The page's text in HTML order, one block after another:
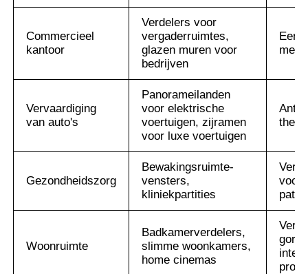
Commercieel
kantoor
Verdelers voor
vergaderruimtes,
glazen muren voor
bedrijven
Een-
met
Vervaardiging
van auto's
Panorameilanden
voor elektrische
voertuigen, zijramen
voor luxe voertuigen
Anti-
Gezondheidszorg
Bewakingsruimte-
vensters,
kliniekpartities
voor
Woonruimte
Badkamerverdelers,
slimme woonkamers,
home cinemas